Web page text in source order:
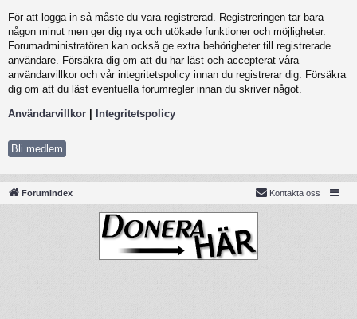
För att logga in så måste du vara registrerad. Registreringen tar bara
någon minut men ger dig nya och utökade funktioner och möjligheter.
Forumadministratören kan också ge extra behörigheter till registrerade
användare. Försäkra dig om att du har läst och accepterat våra
användarvillkor och vår integritetspolicy innan du registrerar dig. Försäkra
dig om att du läst eventuella forumregler innan du skriver något.
Användarvillkor | Integritetspolicy
Bli medlem
Forumindex Kontakta oss